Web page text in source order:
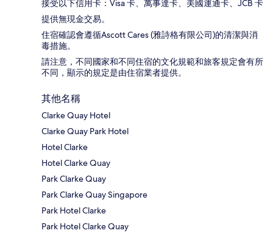
接受以下信用卡：Visa 卡、萬事達卡、美國運通卡、JCB 卡
提供無現金交易。
住宿確認會遵循Ascott Cares (雅詩格有限公司)的清潔與消
毒措施。
請注意，不同國家和不同住宿的文化規範和旅客規定會有所
不同，顯示的規定是由住宿業者提供。
其他名稱
Clarke Quay Hotel
Clarke Quay Park Hotel
Hotel Clarke
Hotel Clarke Quay
Park Clarke Quay
Park Clarke Quay Singapore
Park Hotel Clarke
Park Hotel Clarke Quay